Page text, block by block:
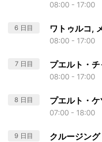
08:00 - 17:00
6 日目 ワトゥルコ,
08:00 - 17:00
7 日目 プエルト・
08:00 - 17:00
8 日目 プエルト・
07:00 - 18:00
9 日目 クルージング